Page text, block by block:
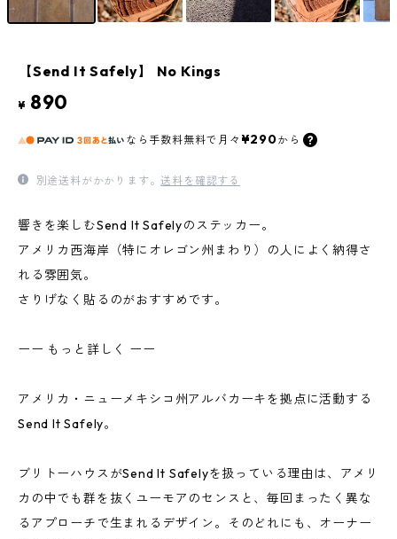
【Send It Safely】 No Kings
¥ 890
なら 手数料無料で 月々 ¥290から
別途送料がかかります。送料を確認する
響きを楽しむSend It Safelyのステッカー。
アメリカ西海岸（特にオレゴン州まわり）の人によく納得さ
れる雰囲気。
さりげなく貼るのがおすすめです。
ーー もっと詳しく ーー
アメリカ・ニューメキシコ州アルバカーキを拠点に活動する
Send It Safely。
ブリトーハウスがSend It Safelyを扱っている理由は、アメリ
カの中でも群を抜くユーモアのセンスと、毎回まったく異な
るアプローチで生まれるデザイン。そのどれにも、オーナー